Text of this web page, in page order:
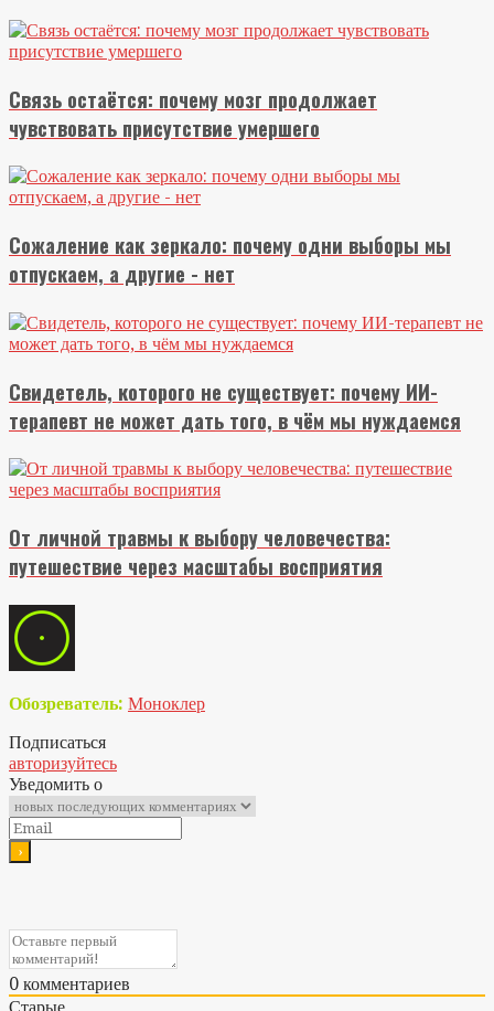
Связь остаётся: почему мозг продолжает
чувствовать присутствие умершего
Сожаление как зеркало: почему одни выборы мы
отпускаем, а другие - нет
Свидетель, которого не существует: почему ИИ-
терапевт не может дать того, в чём мы нуждаемся
От личной травмы к выбору человечества:
путешествие через масштабы восприятия
Обозреватель: Моноклер
Подписаться
авторизуйтесь
Уведомить о
0 комментариев
Старые